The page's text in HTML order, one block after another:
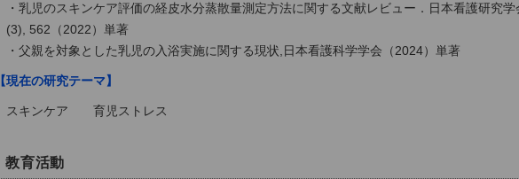
・乳児のスキンケア評価の経皮水分蒸散量測定方法に関する文献レビュー．日本看護研究学
(3), 562（2022）単著
・父親を対象とした乳児の入浴実施に関する現状,日本看護科学学会（2024）単著
【現在の研究テーマ】
スキンケア 育児ストレス
教育活動